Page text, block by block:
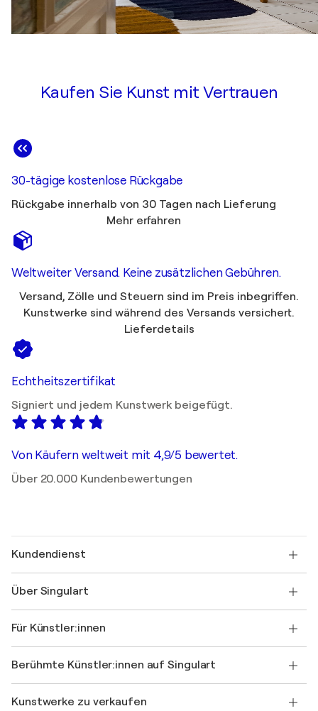
Kaufen Sie Kunst mit Vertrauen
30-tägige kostenlose Rückgabe
Rückgabe innerhalb von 30 Tagen nach Lieferung
Mehr erfahren
Weltweiter Versand. Keine zusätzlichen Gebühren.
Versand, Zölle und Steuern sind im Preis inbegriffen.
Kunstwerke sind während des Versands versichert.
Lieferdetails
Echtheitszertifikat
Signiert und jedem Kunstwerk beigefügt.
Von Käufern weltweit mit 4,9/5 bewertet.
Über 20.000 Kundenbewertungen
Kundendienst
Versand
Einen Gutschein verschenken
Werden Sie Mitglied unseres Handelsprogramms
Ihr Konto
+49 30 31196995
Über Singulart
FAQ
Singulart-Magazin
Jobs
Entdecken Sie kuratierte Originalkunst
Für Künstler:innen
Als Künstler anmelden
Berühmte Künstler:innen auf Singulart
Marc Chagall
Kunstwerke zu verkaufen